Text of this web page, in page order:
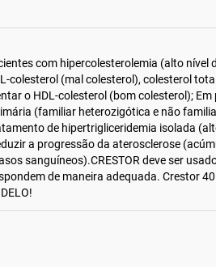
com hipercolesterolemia (alto nível
colesterol (mal colesterol), colesterol
o HDL-colesterol (bom colesterol); Em
(familiar heterozigótica e não
de hipertrigliceridemia isolada
a progressão da aterosclerose
sanguíneos).CRESTOR deve ser
de maneira adequada. Crestor